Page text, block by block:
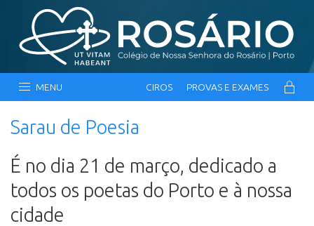
MENU CIROS PROVAS E EXAMES
Sarau de Poesia
É no dia 21 de março, dedicado a
todos os poetas do Porto e à nossa
cidade